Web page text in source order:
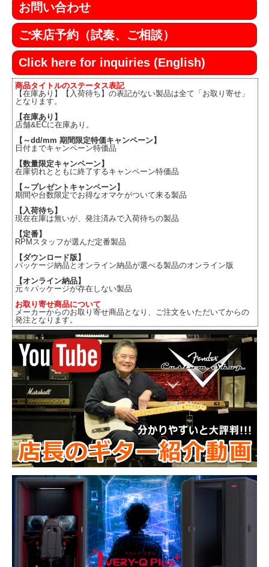
お問い合わせ
ご来店予約（試奏、ご相談）
Click here for inquiries (English)
商品タイトルのステータス表記
【在庫あり】【入荷待ち】の表記がない製品は全て「お取り寄せ」
となります。
【在庫あり】
店舗&ECに在庫あり。
【～dd/mm 期間限定特価キャンペーン】
日付までキャンペーン特価品
【数量限定キャンペーン】
在庫切れとともに終了するキャンペーン特価品
【～プレゼントキャンペーン】
期間や台数限定でお得なオマケがついて来る製品
【入荷待ち】
現在在庫は無いが、発注済みで入荷待ちの製品
【定番】
RPMスタッフが選んだ定番製品
【ダウンロード版】
パッケージ納品とオンライン納品が選べる製品のオンライン版
【オンライン納品】
元々パッケージが存在しない製品
お取り寄せ商品について
メーカーからのお取り寄せ商品となり、ご注文をいただいてからの
発注となります。